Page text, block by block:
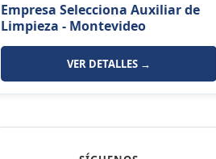
Empresa Selecciona Auxiliar de
Limpieza - Montevideo
VER DETALLES →